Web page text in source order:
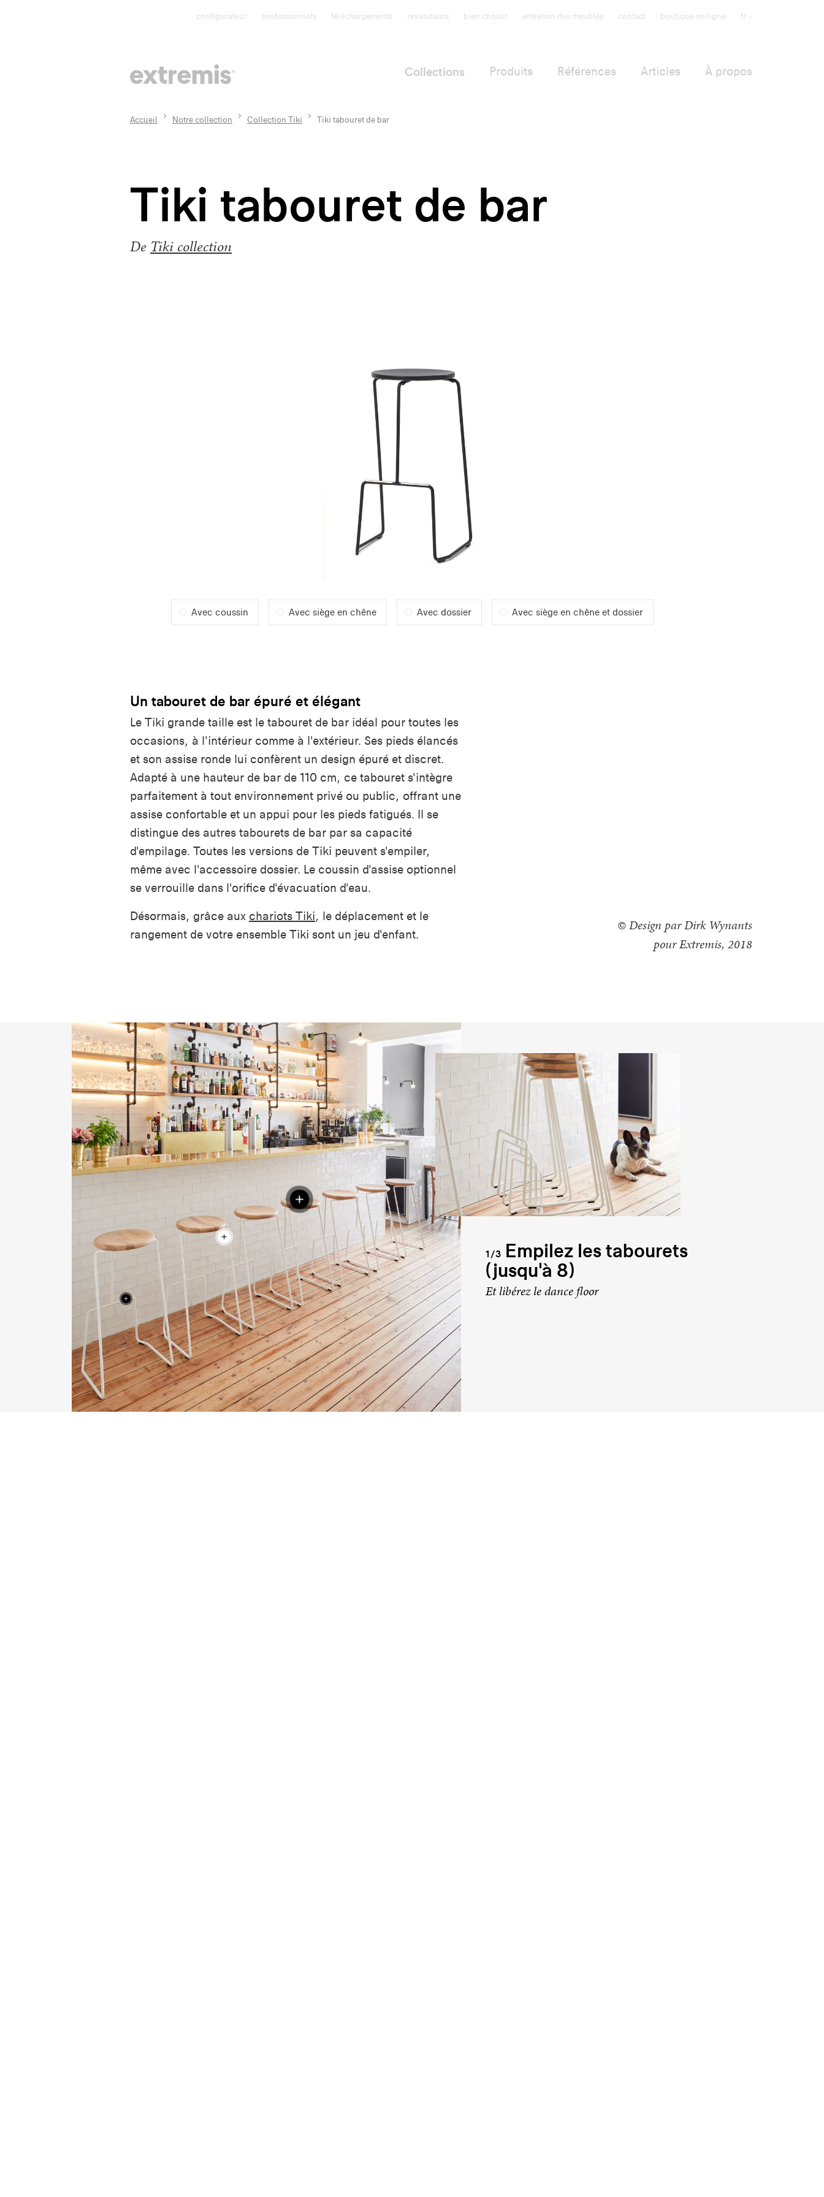
configurateur professionnels téléchargements revendeurs bien choisir entretien des meubles contact boutique en ligne fr
Collections Produits Références Articles À propos
Accueil Notre collection Collection Tiki Tiki tabouret de bar
Tiki tabouret de bar
De Tiki collection
Avec coussin Avec siège en chêne Avec dossier Avec siège en chêne et dossier
Un tabouret de bar épuré et élégant
Le Tiki grande taille est le tabouret de bar idéal pour toutes les
occasions, à l'intérieur comme à l'extérieur. Ses pieds élancés
et son assise ronde lui confèrent un design épuré et discret.
Adapté à une hauteur de bar de 110 cm, ce tabouret s'intègre
parfaitement à tout environnement privé ou public, offrant une
assise confortable et un appui pour les pieds fatigués. Il se
distingue des autres tabourets de bar par sa capacité
d'empilage. Toutes les versions de Tiki peuvent s'empiler,
même avec l'accessoire dossier. Le coussin d'assise optionnel
se verrouille dans l'orifice d'évacuation d'eau.
Désormais, grâce aux chariots Tiki, le déplacement et le
rangement de votre ensemble Tiki sont un jeu d'enfant.
© Design par Dirk Wynants
pour Extremis, 2018
1/3 Empilez les tabourets
(jusqu'à 8)
Et libérez le dance floor